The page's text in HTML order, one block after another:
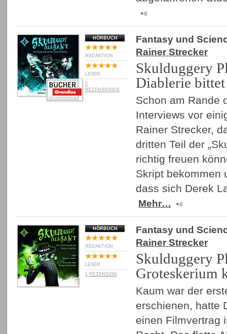
HÖRBUCH
REDAKTION
LESER
2
REZENSIONEN
Fantasy und
Rainer Strecker
Skulduggery
Diablerie
Schon am Rande
Interviews vor
Rainer Strecker,
dritten Teil der
richtig freuen
Skript bekommen
dass sich Derek
Mehr…
HÖRBUCH
REDAKTION
LESER
1 REZENSION
Fantasy und
Rainer Strecker
Skulduggery
Groteskerium
Kaum war der
erschienen, hatte
einen Filmvertrag